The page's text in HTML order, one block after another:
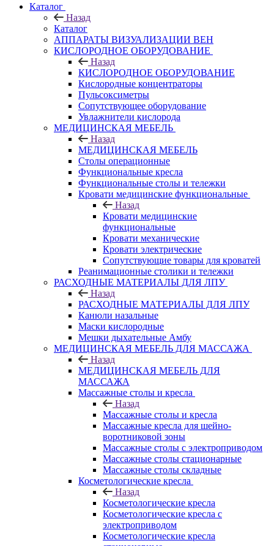
Каталог
Назад
Каталог
АППАРАТЫ ВИЗУАЛИЗАЦИИ ВЕН
КИСЛОРОДНОЕ ОБОРУДОВАНИЕ
Назад
КИСЛОРОДНОЕ ОБОРУДОВАНИЕ
Кислородные концентраторы
Пульсоксиметры
Сопутствующее оборудование
Увлажнители кислорода
МЕДИЦИНСКАЯ МЕБЕЛЬ
Назад
МЕДИЦИНСКАЯ МЕБЕЛЬ
Столы операционные
Функциональные кресла
Функциональные столы и тележки
Кровати медицинские функциональные
Назад
Кровати медицинские
функциональные
Кровати механические
Кровати электрические
Сопутствующие товары для кроватей
Реанимационные столики и тележки
РАСХОДНЫЕ МАТЕРИАЛЫ ДЛЯ ЛПУ
Назад
РАСХОДНЫЕ МАТЕРИАЛЫ ДЛЯ ЛПУ
Канюли назальные
Маски кислородные
Мешки дыхательные Амбу
МЕДИЦИНСКАЯ МЕБЕЛЬ ДЛЯ МАССАЖА
Назад
МЕДИЦИНСКАЯ МЕБЕЛЬ ДЛЯ
МАССАЖА
Массажные столы и кресла
Назад
Массажные столы и кресла
Массажные кресла для шейно-
воротниковой зоны
Массажные столы с электроприводом
Массажные столы стационарные
Массажные столы складные
Косметологические кресла
Назад
Косметологические кресла
Косметологические кресла с
электроприводом
Косметологические кресла